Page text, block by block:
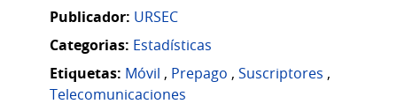
Publicador: URSEC
Categorias: Estadísticas
Etiquetas: Móvil , Prepago , Suscriptores ,
Telecomunicaciones